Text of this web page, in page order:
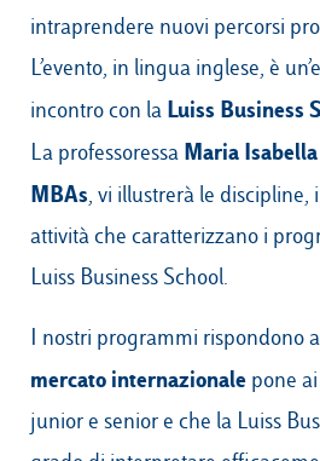
Belluno
Amsterdam
Dubai
Luiss.it Alumni
intraprendere nuovi percorsi
L’evento, in lingua inglese, è
incontro con la Luiss Business
La professoressa Maria
MBAs, vi illustrerà le discipline,
attività che caratterizzano i
Luiss Business School.
I nostri programmi rispondono
mercato internazionale pone
junior e senior e che la Luiss